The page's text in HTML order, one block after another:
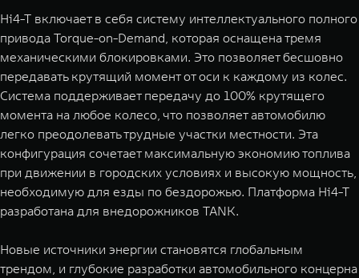
Hi4-T включает в себя систему интеллектуального полного
привода Torque-on-Demand, которая оснащена тремя
механическими блокировками. Это позволяет бесшовно
передавать крутящий момент от оси к каждому из колес.
Система поддерживает передачу до 100% крутящего
момента на любое колесо, что позволяет автомобилю
легко преодолевать трудные участки местности. Эта
конфигурация сочетает максимальную экономию топлива
при движении в городских условиях и высокую мощность,
необходимую для езды по бездорожью. Платформа Hi4-T
разработана для внедорожников TANK.
Новые источники энергии становятся глобальным
трендом, и глубокие разработки автомобильного концерна